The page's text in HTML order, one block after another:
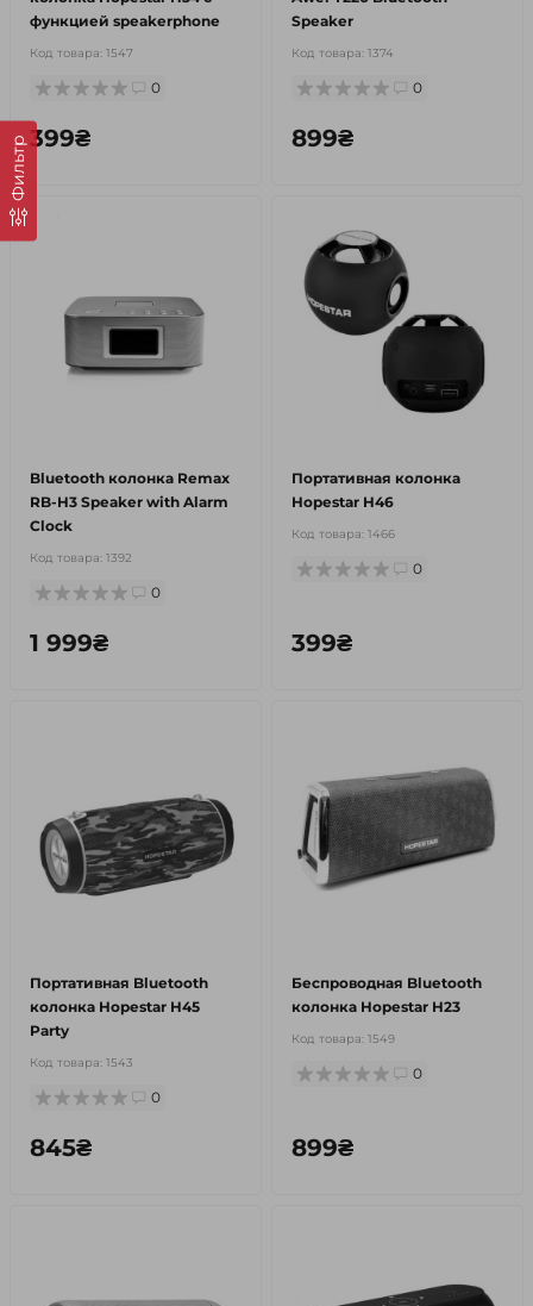
Фильтр
функцией speakerphone
Код товара: 1547
0
399₴
Speaker
Код товара: 1374
0
899₴
Bluetooth колонка Remax
RB-H3 Speaker with Alarm
Clock
Код товара: 1392
0
1 999₴
Портативная колонка
Hopestar H46
Код товара: 1466
0
399₴
Портативная Bluetooth
колонка Hopestar H45
Party
Код товара: 1543
0
845₴
Беспроводная Bluetooth
колонка Hopestar H23
Код товара: 1549
0
899₴